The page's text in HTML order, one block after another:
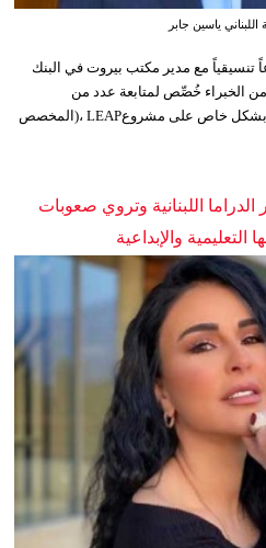
اللبناني ياسين جابر
تنسيقياً مع مدير مكتب بيروت في البنك
الخبراء خُصِّص لمتابعة عدد من
المشاريع قيد التنفيذ، وجرى التركيز بشكل خاص على مشروعLEAP ،(المخصص
اللبنانية وتروي صعوبات
التعليمية والإبداعية